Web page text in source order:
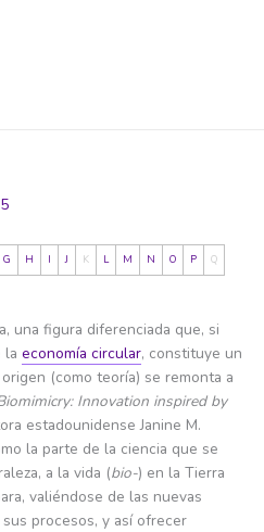
G H I J K L M N O P Q
una figura diferenciada que, si
la economía circular, constituye un
(como teoría) se remonta a
Innovation inspired by
estadounidense Janine M.
la parte de la ciencia que se
a la vida (bio-) en la Tierra
valiéndose de las nuevas
sus procesos, y así ofrecer